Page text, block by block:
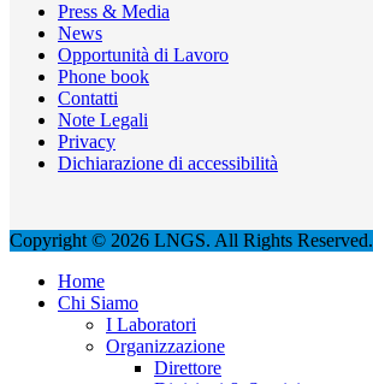
Press & Media
News
Opportunità di Lavoro
Phone book
Contatti
Note Legali
Privacy
Dichiarazione di accessibilità
Copyright © 2026 LNGS. All Rights Reserved.
Home
Chi Siamo
I Laboratori
Organizzazione
Direttore